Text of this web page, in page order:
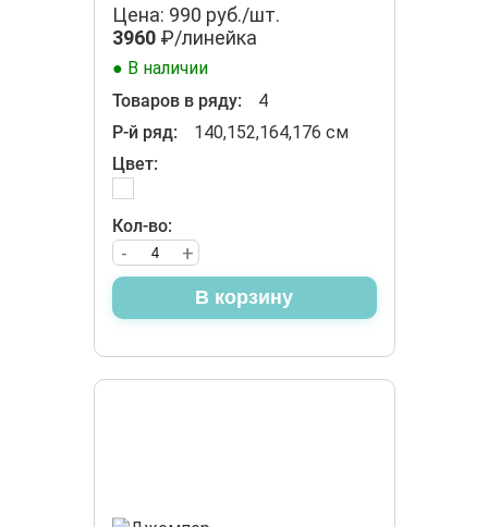
Цена: 990 руб./шт.
3960₽/линейка
● В наличии
Товаров в ряду:
4
Р-й ряд:
140,152,164,176 см
Цвет:
Кол-во:
+
-
В корзину